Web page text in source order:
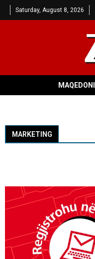
Saturday, August 8, 2026
MAQEDONI
MARKETING